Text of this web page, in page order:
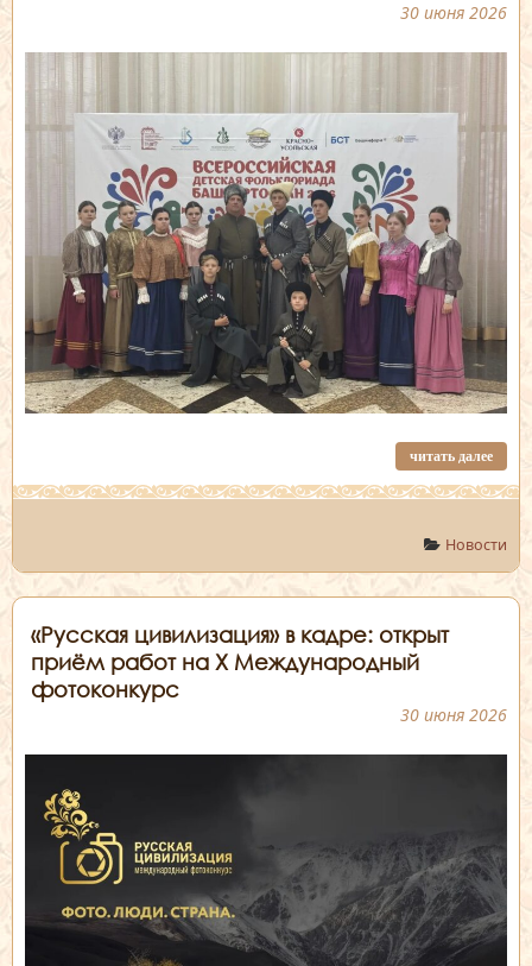
30 июня 2026
читать далее
Новости
«Русская цивилизация» в кадре: открыт
приём работ на X Международный
фотоконкурс
30 июня 2026